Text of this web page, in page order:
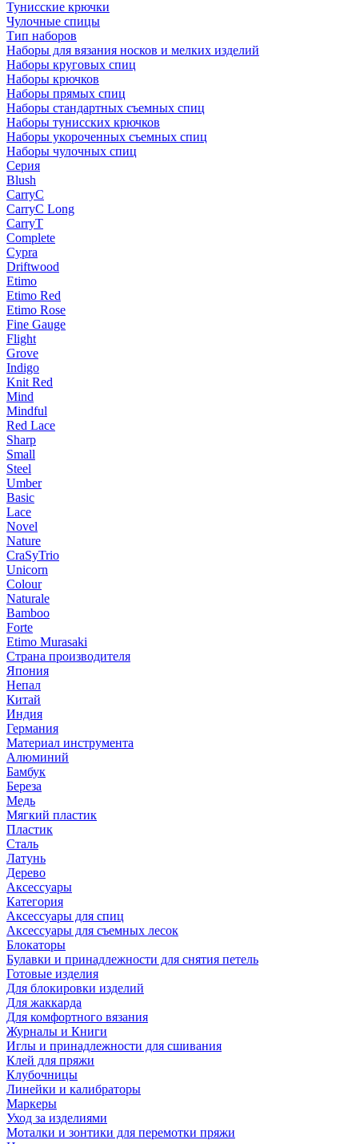
Тунисские крючки
Чулочные спицы
Тип наборов
Наборы для вязания носков и мелких изделий
Наборы круговых спиц
Наборы крючков
Наборы прямых спиц
Наборы стандартных съемных спиц
Наборы тунисских крючков
Наборы укороченных съемных спиц
Наборы чулочных спиц
Серия
Blush
CarryC
CarryC Long
CarryT
Complete
Cypra
Driftwood
Etimo
Etimo Red
Etimo Rose
Fine Gauge
Flight
Grove
Indigo
Knit Red
Mind
Mindful
Red Lace
Sharp
Small
Steel
Umber
Basic
Lace
Novel
Nature
CraSyTrio
Unicorn
Colour
Naturale
Bamboo
Forte
Etimo Murasaki
Страна производителя
Япония
Непал
Китай
Индия
Германия
Материал инструмента
Алюминий
Бамбук
Береза
Медь
Мягкий пластик
Пластик
Сталь
Латунь
Дерево
Аксессуары
Категория
Аксессуары для спиц
Аксессуары для съемных лесок
Блокаторы
Булавки и принадлежности для снятия петель
Готовые изделия
Для блокировки изделий
Для жаккарда
Для комфортного вязания
Журналы и Книги
Иглы и принадлежности для сшивания
Клей для пряжи
Клубочницы
Линейки и калибраторы
Маркеры
Уход за изделиями
Моталки и зонтики для перемотки пряжи